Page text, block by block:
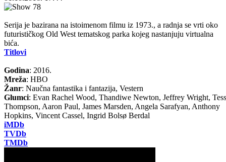
Serija je bazirana na istoimenom filmu iz 1973., a radnja se vrti oko
futurističkog Old West tematskog parka kojeg nastanjuju virtualna
bića.
Titlovi
Godina: 2016.
Mreža: HBO
Žanr: Naučna fantastika i fantazija, Vestern
Glumci: Evan Rachel Wood, Thandiwe Newton, Jeffrey Wright,
Thompson, Aaron Paul, James Marsden, Angela Sarafyan, Anthony
Hopkins, Vincent Cassel, Ingrid Bolsø Berdal
iMDb
TVDb
TMDb